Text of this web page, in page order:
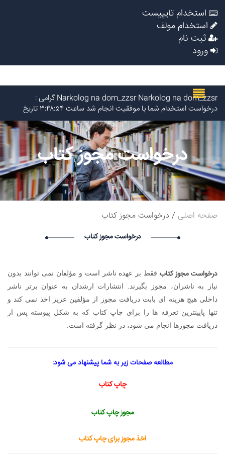
استخدام تایپیست
استخدام مولف
ثبت نام
ورود
Narkolog na dom_zzsr Narkolog na dom_zzsr گرامی :
درخواست استخدام شما با موفقیت انجام شد ساعت ۳:۴۸:۵۴ تاریخ
۱۴۰۵/۵/۱۶
Narkolog na dom_ouOn Narkolog na dom_ouOn گرامی :
درخواست استخدام شما با موفقیت انجام شد ساعت ۳:۱۶:۴۱ تاریخ
۱۴۰۵/۵/۱۶
Narkolog na dom_fpma Narkolog na dom_fpma گرامی :
درخواست استخدام شما با موفقیت انجام شد ساعت ۲۳:۳۴:۴۶ تاریخ
۱۴۰۵/۵/۱۵
Narkolog na dom_znmi Narkolog na dom_znmi گرامی :
درخواست استخدام شما با موفقیت انجام شد ساعت ۱۹:۴:۵۵ تاریخ
۱۴۰۵/۵/۱۵
درخواست استخدام شما با موفقیت انجام شد ساعت ۱۹:۰:۳ تاریخ
استخدام شما با موفقیت انجام شد ساعت ۱۶:۴۴:۵۳ تاریخ ۱۴۰۵/۵/۱۶
Skam-pyblikaciya_fiSt Skam-pyblikaciya_fiSt گرامی :
درخواست استخدام شما با موفقیت انجام شد ساعت ۱۰:۵۷:۱۶ تاریخ
۱۴۰۵/۵/۱۶
Narkolog na dom_ziOa Narkolog na dom_ziOa گرامی :
درخواست استخدام شما با موفقیت انجام شد ساعت ۵:۱۴:۲۱ تاریخ
۱۴۰۵/۵/۱۶
درخواست مجوز کتاب
صفحه اصلی درخواست مجوز کتاب
درخواست مجوز کتاب
درخواست مجوز کتابفقط بر عهده ناشر است و مؤلفان نمی توانند بدون
نیاز به ناشران، مجوز بگیرند. انتشارات ارشدان به عنوان برتر ناشر
داخلی هیچ هزینه ای بابت دریافت مجوز از مؤلفین عزیز اخذ نمی کند و
تنها پایینترین تعرفه ها را برای چاپ کتاب که به شکل پیوسته پس از
دریافت مجوزها انجام می شود، در نظر گرفته است.
مطالعه صفحات زیر به شما پیشنهاد می شود:
چاپ کتاب
مجوز چاپ کتاب
اخذ مجوز برای چاپ کتاب